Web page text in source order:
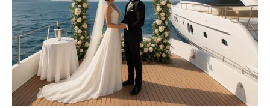
rund
um